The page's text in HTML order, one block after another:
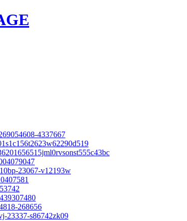
4337667
23067-v12193w
268656
23337-s86742zk09